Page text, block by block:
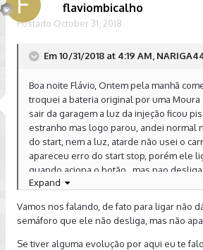
flaviombicalho
Postado October 31, 2018
Em 10/31/2018 at 4:19 AM,
Boa noite Flávio, Ontem pela manhã
troquei a bateria original por uma Moura
sair da garagem a luz da injeção ficou
estranho mas logo parou, andei normal
do start, nem a luz, atarde não usei o
apareceu erro do start stop, porém ele
quando aciona o botão , mas nao
aparece aquele "A" cortado no painel
mais . Ao sair do consultorio apos meia
mais nada, nem da luz injecao , nem do
nunca apareceu nada , andei ele
Expand
Vamos nos falando, de fato para ligar não
semáforo que ele não desliga, mas não
Se tiver alguma evolução por aqui eu te falo